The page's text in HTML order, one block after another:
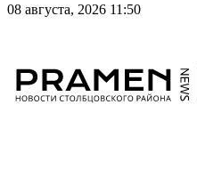
08 августа, 2026 11:50